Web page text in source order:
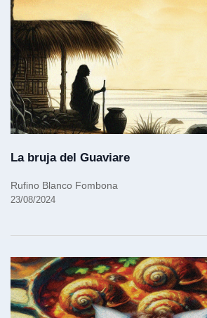
La bruja del Guaviare
Rufino Blanco Fombona
23/08/2024